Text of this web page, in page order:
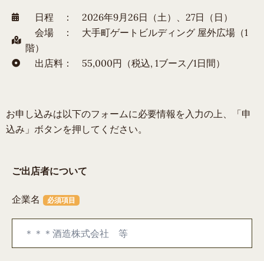
日程 ： 2026年9月26日（土）、27日（日）
会場 ： 大手町ゲートビルディング 屋外広場（1
階）
出店料： 55,000円（税込, 1ブース/1日間）
お申し込みは以下のフォームに必要情報を入力の上、「申
込み」ボタンを押してください。
ご出店者について
企業名 必須項目